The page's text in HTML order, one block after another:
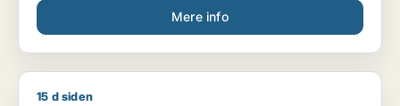
Mere info
Jesper søger job som bygningsarbejder / smed /
15 d siden